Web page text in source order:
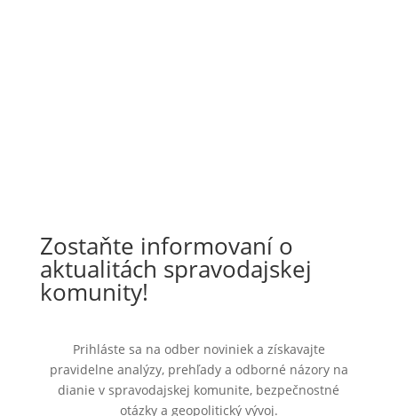
Zostaňte informovaní o
aktualitách spravodajskej
komunity!
Prihláste sa na odber noviniek a získavajte
pravidelne analýzy, prehľady a odborné názory na
dianie v spravodajskej komunite, bezpečnostné
otázky a geopolitický vývoj.